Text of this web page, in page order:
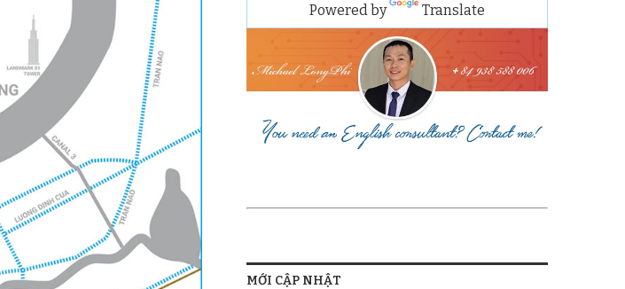
Powered by Translate
MỚI CẬP NHẬT